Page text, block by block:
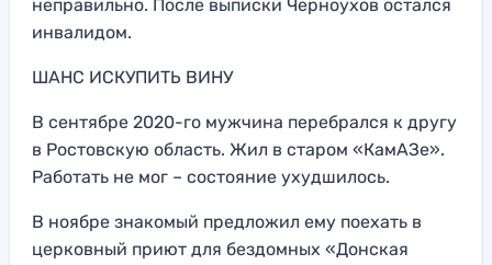
неправильно. После выписки Черноухов остался
инвалидом.
ШАНС ИСКУПИТЬ ВИНУ
В сентябре 2020-го мужчина перебрался к другу
в Ростовскую область. Жил в старом «КамАЗе».
Работать не мог – состояние ухудшилось.
В ноябре знакомый предложил ему поехать в
церковный приют для бездомных «Донская